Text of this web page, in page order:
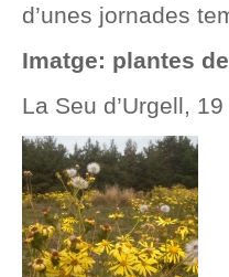
d’unes jornades
Imatge: plantes
La Seu d’Urgell,